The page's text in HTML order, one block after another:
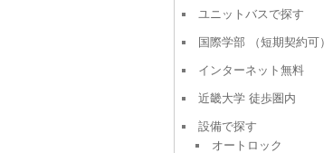
ユニットバスで探す
国際学部 （短期契約可）
インターネット無料
近畿大学 徒歩圏内
設備で探す
オートロック